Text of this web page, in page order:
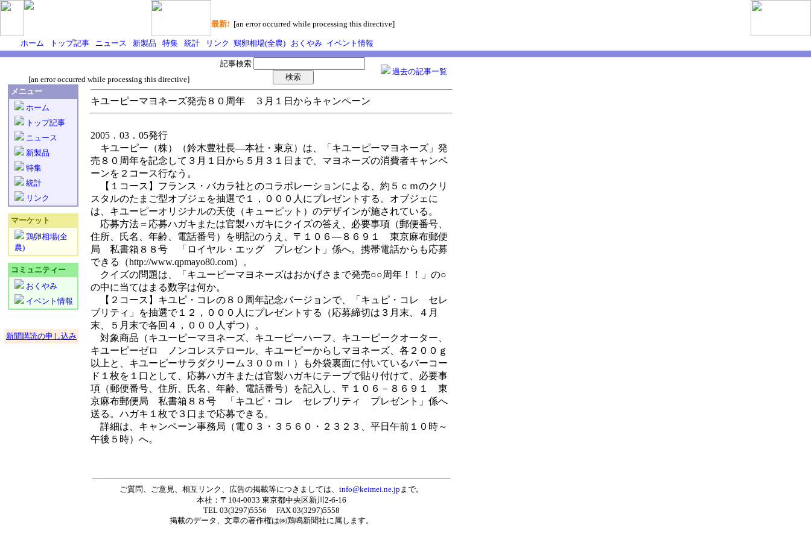
最新! [an error occurred while processing this directive]
ホーム トップ記事 ニュース 新製品 特集 統計 リンク 鶏卵相場(全農) おくやみ イベント情報
[an error occurred while processing this directive]
記事検索
過去の記事一覧
メニュー
ホーム
トップ記事
ニュース
新製品
特集
統計
リンク
マーケット
鶏卵相場(全
農)
コミュニティー
おくやみ
イベント情報
新聞購読の申し込み
キユーピーマヨネーズ発売８０周年 ３月１日からキャンペーン
2005．03．05発行
キユーピー（株）（鈴木豊社長―本社・東京）は、「キユーピーマヨネーズ」発
売８０周年を記念して３月１日から５月３１日まで、マヨネーズの消費者キャンペ
ーンを２コース行なう。
【１コース】フランス・バカラ社とのコラボレーションによる、約５ｃｍのクリ
スタルのたまご型オブジェを抽選で１，０００人にプレゼントする。オブジェに
は、キユーピーオリジナルの天使（キューピット）のデザインが施されている。
応募方法＝応募ハガキまたは官製ハガキにクイズの答え、必要事項（郵便番号、
住所、氏名、年齢、電話番号）を明記のうえ、〒１０６―８６９１ 東京麻布郵便
局 私書箱８８号 「ロイヤル・エッグ プレゼント」係へ。携帯電話からも応募
できる（http://www.qpmayo80.com）。
クイズの問題は、「キユーピーマヨネーズはおかげさまで発売○○周年！！」の○
の中に当てはまる数字は何か。
【２コース】キユピ・コレの８０周年記念バージョンで、「キュピ・コレ セレ
ブリティ」を抽選で１２，０００人にプレゼントする（応募締切は３月末、４月
末、５月末で各回４，０００人ずつ）。
対象商品（キユーピーマヨネーズ、キユーピーハーフ、キユーピークオーター、
キユーピーゼロ ノンコレステロール、キユーピーからしマヨネーズ、各２００ｇ
以上と、キユーピーサラダクリーム３００ｍｌ）も外袋裏面に付いているバーコー
ド１枚を１口として、応募ハガキまたは官製ハガキにテープで貼り付けて、必要事
項（郵便番号、住所、氏名、年齢、電話番号）を記入し、〒１０６－８６９１ 東
京麻布郵便局 私書箱８８号 「キユピ・コレ セレブリティ プレゼント」係へ
送る。ハガキ１枚で３口まで応募できる。
詳細は、キャンペーン事務局（電０３・３５６０・２３２３、平日午前１０時～
午後５時）へ。
ご質問、ご意見、相互リンク、広告の掲載等につきましては、 info@keimei.ne.jp まで。
本社：〒104-0033 東京都中央区新川2-6-16
TEL 03(3297)5556 FAX 03(3297)5558
掲載のデータ 、 文章の著作権は㈱鶏鳴新聞社に属します。